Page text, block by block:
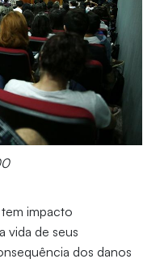
impacto
vida de seus
dos danos